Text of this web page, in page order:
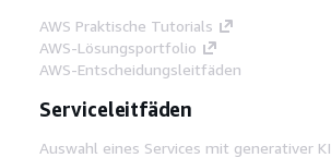
AWS Praktische Tutorials
AWS-Lösungsportfolio
AWS-Entscheidungsleitfäden
Serviceleitfäden
Auswahl eines Services mit generativer KI